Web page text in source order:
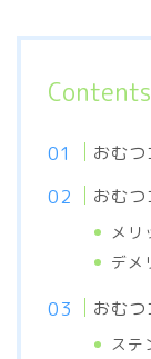
Contents
おむつ
おむつ
メリ
デメ
おむ
ステ